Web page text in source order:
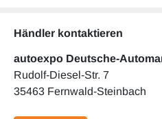
Händler kontaktieren
autoexpo Deutsche-
Rudolf-Diesel-Str. 7
35463 Fernwald-Steinbach